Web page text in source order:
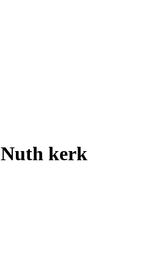
Nuth kerk